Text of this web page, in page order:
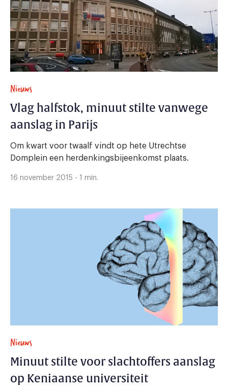
Nieuws
Vlag halfstok, minuut stilte vanwege
aanslag in Parijs
Om kwart voor twaalf vindt op hete Utrechtse
Domplein een herdenkingsbijeenkomst plaats.
16 november 2015 - 1 min.
Nieuws
Minuut stilte voor slachtoffers aanslag
op Keniaanse universiteit